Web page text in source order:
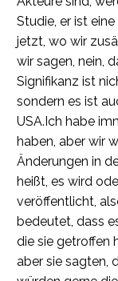
Studie, er ist
jetzt, wo wir
wir sagen, nein,
Signifikanz ist
sondern es ist
USA.Ich habe
haben, aber wir
Änderungen in
heißt, es wird
veröffentlicht,
bedeutet, dass
die sie getroffen
aber sie sagten,